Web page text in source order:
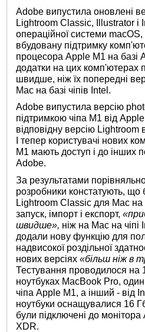
Adobe випустила оновлені
Lightroom Classic, Illustrator і
операційної системи macOS,
вбудовану підтримку
процесора Apple M1 на базі
додатки на цих комп'ютерах
швидше, ніж їх попередні
Mac на базі чіпів Intel.
Adobe випустила версію
підтримкою чіпа M1 від Apple
відповідну версію Lightroom
І тепер користувачі нових
М1 мають доступ і до інших
Adobe.
За результатами
розробники констатують, що
Lightroom Classic для Mac на
запуск, імпорт і експорт,
швидше», ніж на Mac на
додали нову функцію для
надвисокої роздільної
нових версіях«більш ніж в
Тестування проводилося на
ноутбуках MacBook Pro,
чіпа Apple M1, а інший - від
ноутбуки оснащувалися 16
були підключені до
XDR.